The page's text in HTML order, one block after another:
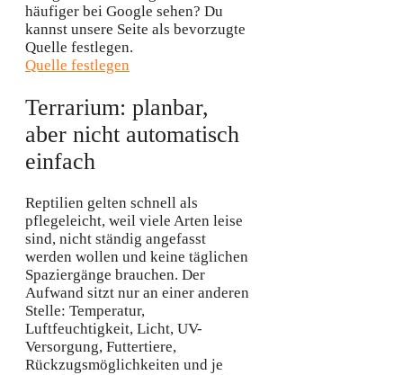
häufiger bei Google sehen? Du
kannst unsere Seite als bevorzugte
Quelle festlegen.
Quelle festlegen
Terrarium: planbar,
aber nicht automatisch
einfach
Reptilien gelten schnell als
pflegeleicht, weil viele Arten leise
sind, nicht ständig angefasst
werden wollen und keine täglichen
Spaziergänge brauchen. Der
Aufwand sitzt nur an einer anderen
Stelle: Temperatur,
Luftfeuchtigkeit, Licht, UV-
Versorgung, Futtertiere,
Rückzugsmöglichkeiten und je